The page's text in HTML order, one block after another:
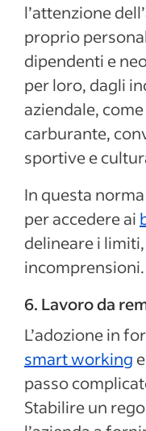
l’attenzione
proprio
dipendenti e
per loro, dagli
aziendale, come
carburante,
sportive e
In questa
per accedere ai
delineare i
incomprensioni.
6. Lavoro da
L’adozione in
smart working
passo
Stabilire un